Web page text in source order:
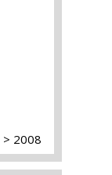
2008